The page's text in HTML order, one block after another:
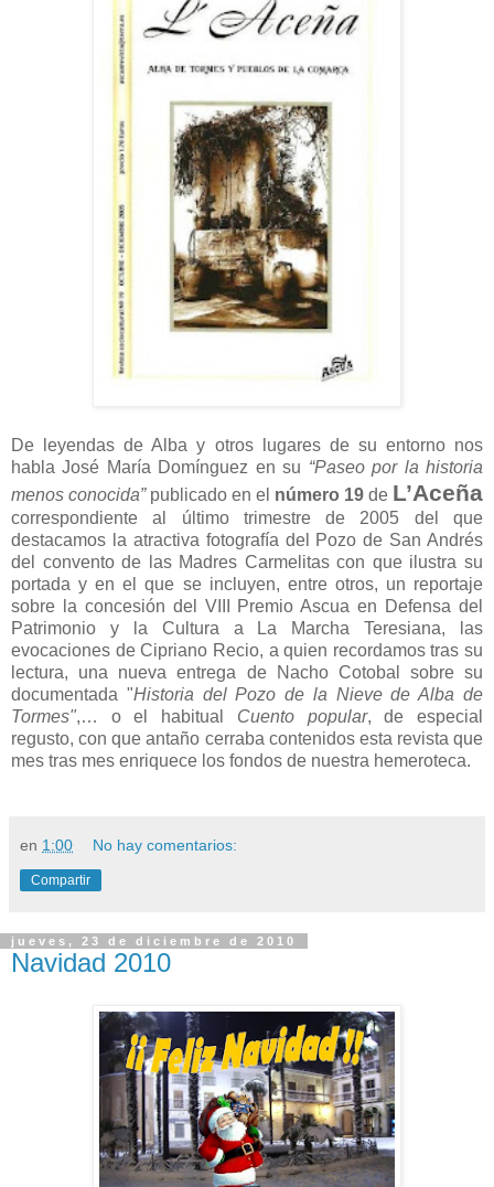
De leyendas de Alba y otros lugares de su entorno nos
habla José María Domínguez en su “Paseo por la historia
menos conocida”publicado en el número 19 de L’Aceña
correspondiente al último trimestre de 2005 del que
destacamos la atractiva fotografía del Pozo de San Andrés
del convento de las Madres Carmelitas con que ilustra su
portada y en el que se incluyen, entre otros, un reportaje
sobre la concesión del VIII Premio Ascua en Defensa del
Patrimonio y la Cultura a La Marcha Teresiana, las
evocaciones de Cipriano Recio, a quien recordamos tras su
lectura, una nueva entrega de Nacho Cotobal sobre su
documentada "Historia del Pozo de la Nieve de Alba de
Tormes",… o el habitual Cuento popular, de especial
regusto, con que antaño cerraba contenidos esta revista que
mes tras mes enriquece los fondos de nuestra hemeroteca.
en 1:00 No hay comentarios:
Compartir
jueves, 23 de diciembre de 2010
Navidad 2010